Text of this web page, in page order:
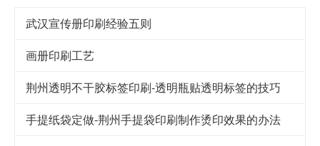
武汉宣传册印刷经验五则
画册印刷工艺
荆州透明不干胶标签印刷-透明瓶贴透明标签的技巧
手提纸袋定做-荆州手提袋印刷制作烫印效果的办法